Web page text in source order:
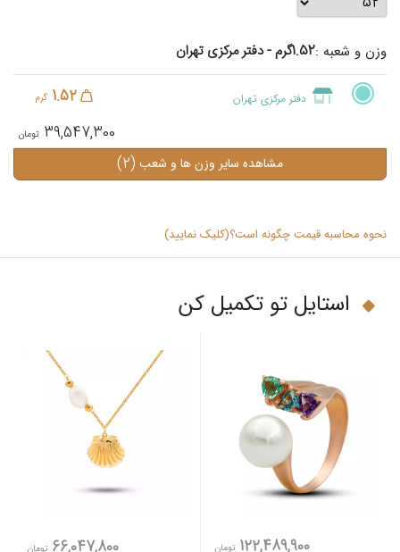
وزن و شعبه :1.52گرم - دفتر مرکزی تهران
دفتر مرکزی تهران 1.52 گرم
39,547,300
مشاهده سایر وزن ها و شعب (2)
نحوه محاسبه قیمت چگونه است؟(کلیک نمایید)
استایل تو تکمیل کن
122,489,900 تومان تومان